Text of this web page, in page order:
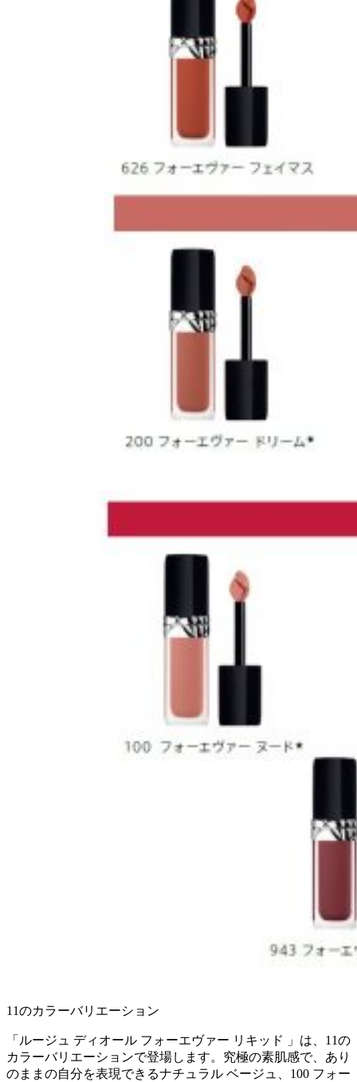
11のカラーバリエーション
「ルージュ ディオール フォーエヴァー リキッド 」は、11の
カラーバリエーションで登場します。究極の素肌感で、あり
のままの自分を表現できるナチュラル ベージュ、100 フォー